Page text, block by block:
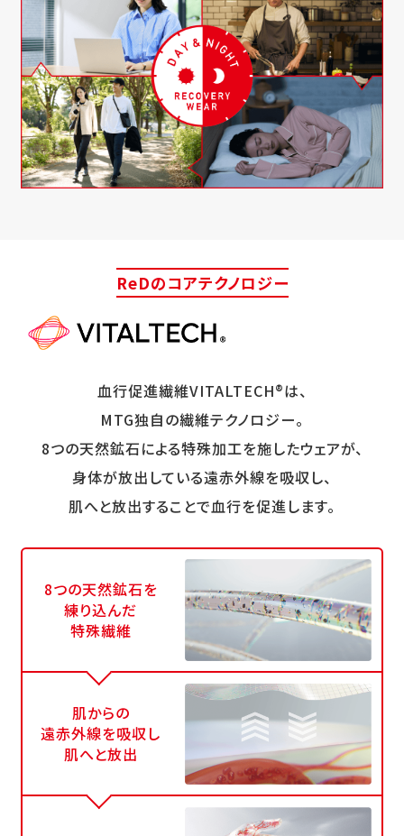
ReDのコアテクノロジー
MTG独自の繊維テクノロジー。
8つの天然鉱石による特殊加工を施したウェアが、
身体が放出している遠赤外線を吸収し、
肌へと放出することで血行を促進します。
練り込んだ
特殊繊維
遠赤外線を吸収し
肌へと放出